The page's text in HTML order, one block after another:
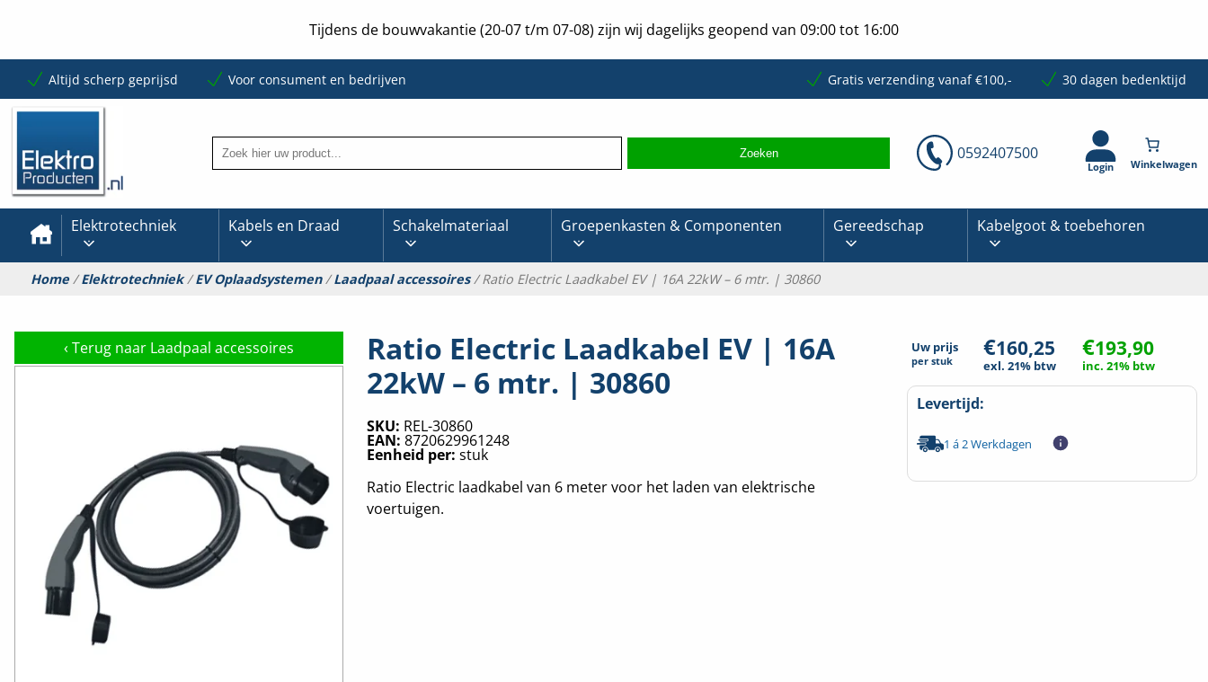
Tijdens de bouwvakantie (20-07 t/m 07-08) zijn wij dagelijks geopend van 09:00 tot 16:00
Altijd scherp geprijsd Voor consument en bedrijven Gratis verzending vanaf €100,- 30 dagen bedenktijd
0592407500
Login
Elektrotechniek Kabels en Draad Schakelmateriaal Groepenkasten & Componenten Gereedschap Kabelgoot & toebehoren
Home/Elektrotechniek/EV Oplaadsystemen/Laadpaal accessoires/ Ratio Electric Laadkabel EV | 16A 22kW – 6 mtr. | 30860
‹ Terug naar Laadpaal accessoires
Ratio Electric Laadkabel EV | 16A
22kW – 6 mtr. | 30860
SKU: REL-30860
EAN: 8720629961248
Eenheid per: stuk
Ratio Electric laadkabel van 6 meter voor het laden van elektrische
voertuigen.
Uw prijs
per stuk €160,25
exl. 21% btw
€193,90
inc. 21% btw
Levertijd:
1 á 2 Werkdagen